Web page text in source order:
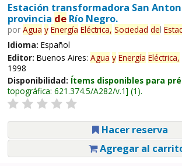
Estación transformadora San
provincia deRío Negro.
por Agua y Energía Eléctrica, Sociedad del
Idioma: Español
Editor: Buenos Aires: Agua y Energía Eléctrica,
1998
Disponibilidad: Ítems disponibles para
topográfica: 621.374.5/A282/v.1 (1).
Hacer reserva
Agregar al